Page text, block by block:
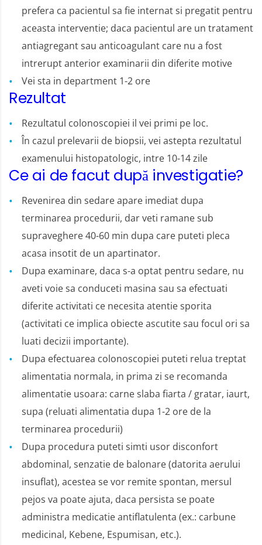
prefera ca pacientul sa fie internat si pregatit pentru
aceasta interventie; daca pacientul are un tratament
antiagregant sau anticoagulant care nu a fost
intrerupt anterior examinarii din diferite motive
Vei sta in department 1-2 ore
Rezultat
Rezultatul colonoscopiei il vei primi pe loc.
În cazul prelevarii de biopsii, vei astepta rezultatul
examenului histopatologic, intre 10-14 zile
Ce ai de facut după investigatie?
Revenirea din sedare apare imediat dupa
terminarea procedurii, dar veti ramane sub
supraveghere 40-60 min dupa care puteti pleca
acasa insotit de un apartinator.
Dupa examinare, daca s-a optat pentru sedare, nu
aveti voie sa conduceti masina sau sa efectuati
diferite activitati ce necesita atentie sporita
(activitati ce implica obiecte ascutite sau focul ori sa
luati decizii importante).
Dupa efectuarea colonoscopiei puteti relua treptat
alimentatia normala, in prima zi se recomanda
alimentatie usoara: carne slaba fiarta / gratar, iaurt,
supa (reluati alimentatia dupa 1-2 ore de la
terminarea procedurii)
Dupa procedura puteti simti usor disconfort
abdominal, senzatie de balonare (datorita aerului
insuflat), acestea se vor remite spontan, mersul
pejos va poate ajuta, daca persista se poate
administra medicatie antiflatulenta (ex.: carbune
medicinal, Kebene, Espumisan, etc.).